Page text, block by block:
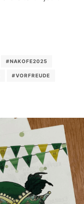
#NAKOFE2025
#VORFREUDE